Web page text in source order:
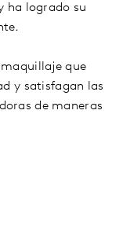
ha logrado su
que
y satisfagan las
de maneras